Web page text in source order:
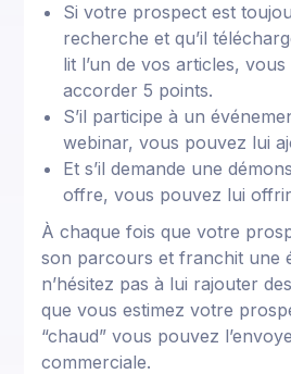
Si votre prospect est
recherche et qu’il
lit l’un de vos articles,
accorder 5 points.
S’il participe à un
webinar, vous pouvez lui
Et s’il demande une
offre, vous pouvez lui
À chaque fois que votre
son parcours et franchit une
n’hésitez pas à lui rajouter
que vous estimez votre
“chaud” vous pouvez
commerciale.